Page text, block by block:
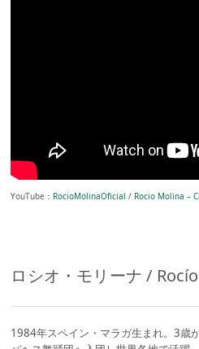
YouTube： RocioMolinaOficial / Rocio Molina –
ロシオ・モリーナ /
1984年スペイン・マラガ生まれ。3歳